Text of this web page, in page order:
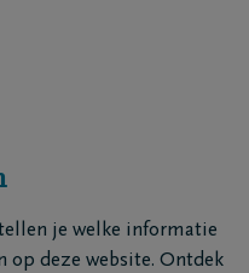
je welke informatie
op deze website. Ontdek